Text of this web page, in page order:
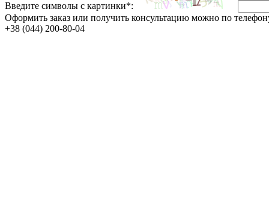
Введите символы с картинки*:
Оформить заказ или получить консультацию можно по
+38 (044) 200-80-04